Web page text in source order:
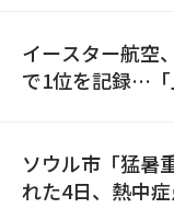
イースター航空
で1位を記録…「
ソウル市「猛暑
れた4日、熱中